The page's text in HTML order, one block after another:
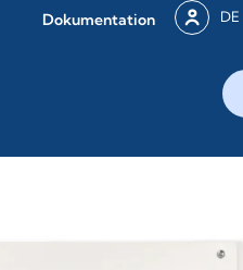
Dokumentation DE